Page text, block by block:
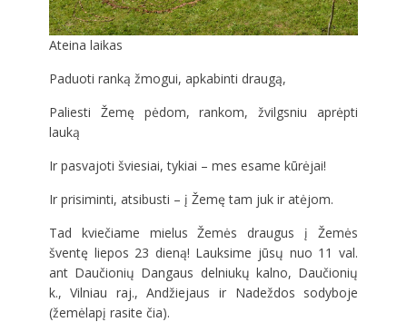
Ateina laikas
Paduoti ranką žmogui, apkabinti draugą,
Paliesti Žemę pėdom, rankom, žvilgsniu aprėpti
lauką
Ir pasvajoti šviesiai, tykiai – mes esame kūrėjai!
Ir prisiminti, atsibusti – į Žemę tam juk ir atėjom.
Tad kviečiame mielus Žemės draugus į Žemės
šventę liepos 23 dieną! Lauksime jūsų nuo 11 val.
ant Daučionių Dangaus delniukų kalno, Daučionių
k., Vilniau raj., Andžiejaus ir Nadeždos sodyboje
(žemėlapį rasite čia).